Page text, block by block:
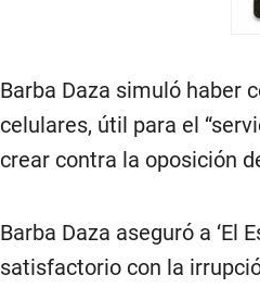
Barba Daza simuló haber
celulares, útil para el
crear contra la oposición
Barba Daza aseguró a ‘El
satisfactorio con la